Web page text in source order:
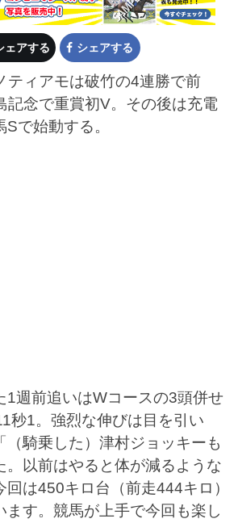
ェアする シェアする
ィアモは破竹の4連勝で前
記念で重賞初V。その後は充電
で始動する。
週前追いはWコースの3頭併せ
秒1。強烈な伸びは目を引い
（騎乗した）津村ジョッキーも
。以前はやると体が減るような
は450キロ台（前走444キロ）
ます。競馬が上手で今回も楽し